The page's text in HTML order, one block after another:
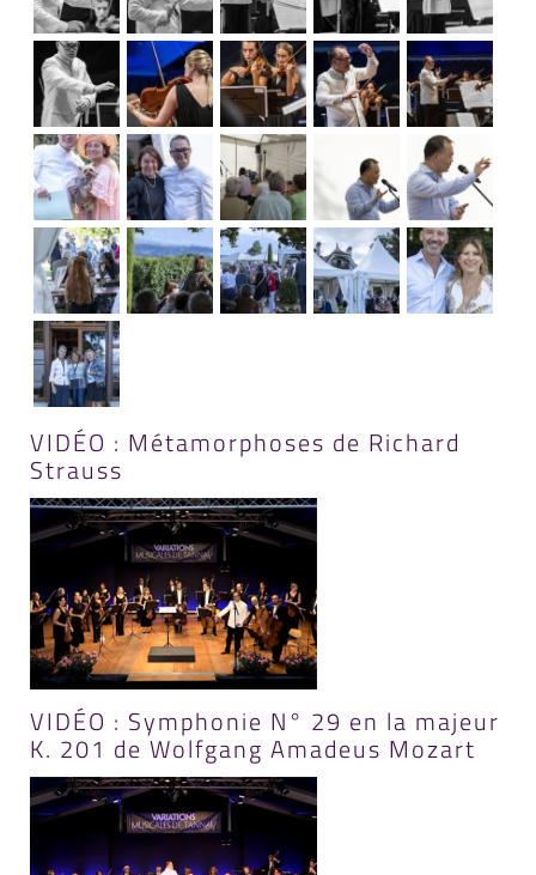
VIDÉO : Métamorphoses de Richard
Strauss
VIDÉO : Symphonie N° 29 en la majeur
K. 201 de Wolfgang Amadeus Mozart